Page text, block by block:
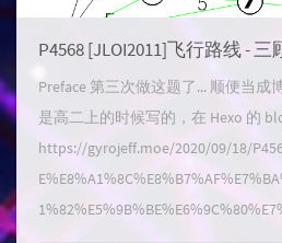
P4568 [JLOI2011]飞行路线 -
Preface 第三次做这题了... 顺便当成
是高二上的时候写的，在 Hexo 的
https://gyrojeff.moe/2020/09/18/